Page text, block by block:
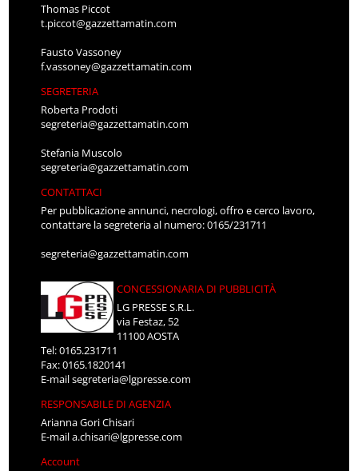
Thomas Piccot
t.piccot@gazzettamatin.com
Fausto Vassoney
f.vassoney@gazzettamatin.com
SEGRETERIA
Roberta Prodoti
segreteria@gazzettamatin.com
Stefania Muscolo
segreteria@gazzettamatin.com
CONTATTACI
Per pubblicazione annunci, necrologi, offro e cerco lavoro,
contattare la segreteria al numero: 0165/231711
segreteria@gazzettamatin.com
CONCESSIONARIA DI PUBBLICITÀ
LG PRESSE S.R.L.
via Festaz, 52
11100 AOSTA
Tel: 0165.231711
Fax: 0165.1820141
E-mailsegreteria@lgpresse.com
RESPONSABILE DI AGENZIA
Arianna Gori Chisari
E-maila.chisari@lgpresse.com
Account